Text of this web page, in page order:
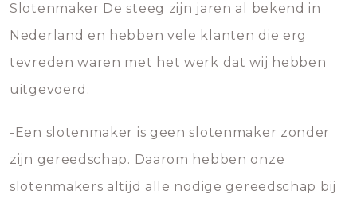
Slotenmaker De steeg zijn jaren al bekend in
Nederland en hebben vele klanten die erg
tevreden waren met het werk dat wij hebben
uitgevoerd.
-Een slotenmaker is geen slotenmaker zonder
zijn gereedschap. Daarom hebben onze
slotenmakers altijd alle nodige gereedschap bij